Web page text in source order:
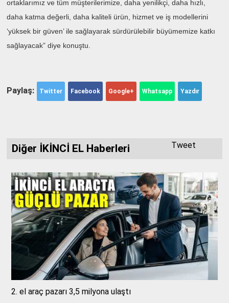
ortaklarımız ve tüm müşterilerimize, daha yenilikçi, daha hızlı,
daha katma değerli, daha kaliteli ürün, hizmet ve iş modellerini
‘yüksek bir güven’ ile sağlayarak sürdürülebilir büyümemize katkı
sağlayacak” diye konuştu.
Paylaş: Twitter Facebook Google+ Whatsapp Yazdır
Tweet
Diğer İKİNCİ EL Haberleri
2. el araç pazarı 3,5 milyona ulaştı